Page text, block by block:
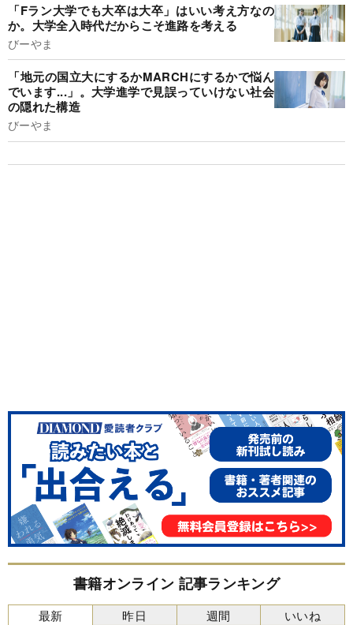
「Fラン大学でも大卒は大卒」はいい考え方なの
か。大学全入時代だからこそ進路を考える
びーやま
「地元の国立大にするかMARCHにするかで悩ん
でいます...」。大学進学で見誤っていけない社会
の隠れた構造
びーやま
書籍オンライン 記事ランキング
最新 昨日 週間 いいね